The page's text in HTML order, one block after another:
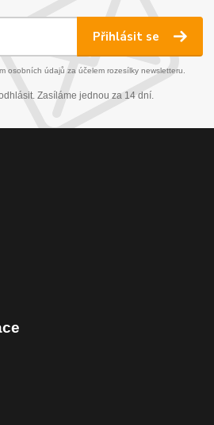
Přihlásit se
osobních údajů za účelem rozesílky newsletteru.
Zasíláme jednou za 14 dní.